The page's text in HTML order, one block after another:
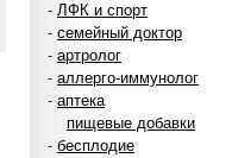
- ЛФК и спорт
- семейный доктор
- артролог
- аллерго-иммунолог
- аптека
пищевые добавки
- бесплодие